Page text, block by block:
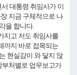
대통령 취임사가 이
지금 구체적으로 나
을 합니다.
지고 저도 취임사를
까지 바로 접목되는
현실감이 와 닿지 않
부처별로 업무보고가